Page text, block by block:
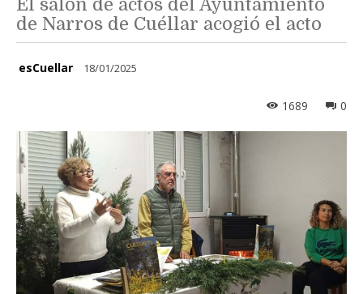
El salón de actos del Ayuntamiento
de Narros de Cuéllar acogió el acto
esCuellar 18/01/2025
0
1689